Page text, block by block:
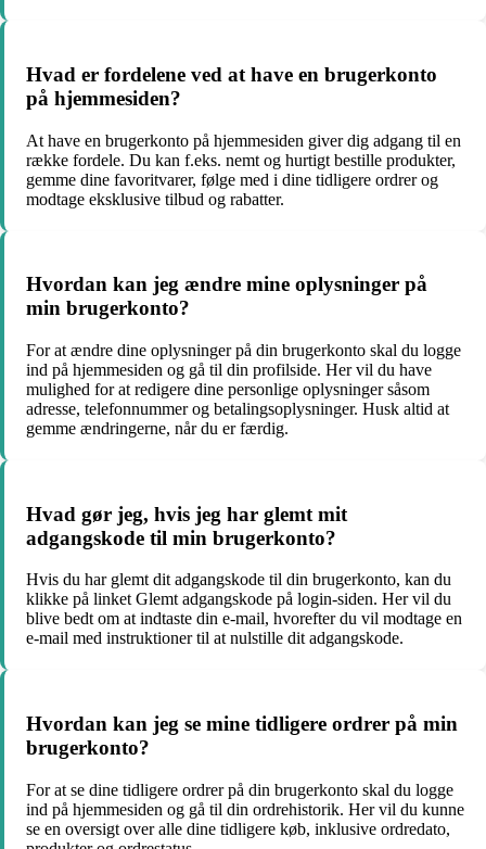
Hvad er fordelene ved at have en brugerkonto
på hjemmesiden?
At have en brugerkonto på hjemmesiden giver dig adgang til en
række fordele. Du kan f.eks. nemt og hurtigt bestille produkter,
gemme dine favoritvarer, følge med i dine tidligere ordrer og
modtage eksklusive tilbud og rabatter.
Hvordan kan jeg ændre mine oplysninger på
min brugerkonto?
For at ændre dine oplysninger på din brugerkonto skal du logge
ind på hjemmesiden og gå til din profilside. Her vil du have
mulighed for at redigere dine personlige oplysninger såsom
adresse, telefonnummer og betalingsoplysninger. Husk altid at
gemme ændringerne, når du er færdig.
Hvad gør jeg, hvis jeg har glemt mit
adgangskode til min brugerkonto?
Hvis du har glemt dit adgangskode til din brugerkonto, kan du
klikke på linket Glemt adgangskode på login-siden. Her vil du
blive bedt om at indtaste din e-mail, hvorefter du vil modtage en
e-mail med instruktioner til at nulstille dit adgangskode.
Hvordan kan jeg se mine tidligere ordrer på min
brugerkonto?
For at se dine tidligere ordrer på din brugerkonto skal du logge
ind på hjemmesiden og gå til din ordrehistorik. Her vil du kunne
se en oversigt over alle dine tidligere køb, inklusive ordredato,